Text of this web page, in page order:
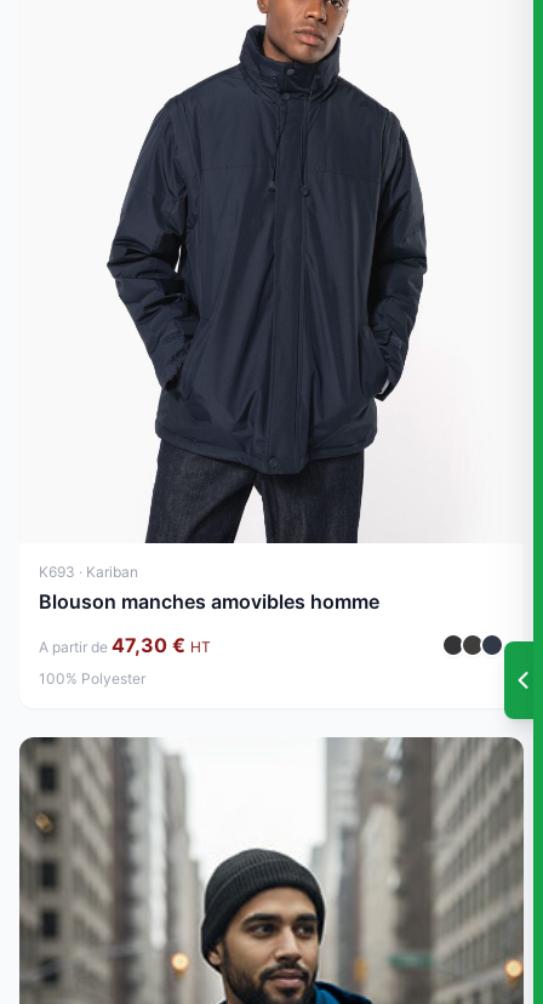
K693 · Kariban
Blouson manches amovibles homme
A partir de 47,30 € HT
100% Polyester